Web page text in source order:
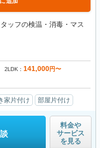
ッフの検温・消毒・マス
2LDK 141,000円〜
家片付け 部屋片付け
料金や
サービス
を見る